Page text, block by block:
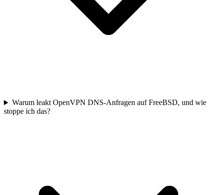
Warum leakt OpenVPN DNS-Anfragen auf FreeBSD, und wie
stoppe ich das?